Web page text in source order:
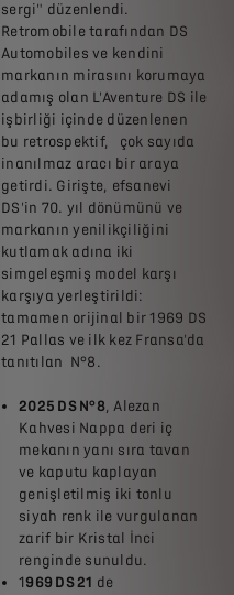
sergi" düzenlendi.
Retromobile tarafından DS
Automobiles ve kendini
markanın mirasını korumaya
adamış olan L'Aventure DS ile
işbirliği içinde düzenlenen
bu retrospektif, çok sayıda
inanılmaz aracı bir araya
getirdi. Girişte, efsanevi
DS'in 70. yıl dönümünü ve
markanın yenilikçiliğini
kutlamak adına iki
simgeleşmiş model karşı
karşıya yerleştirildi:
tamamen orijinal bir 1969 DS
21 Pallas ve ilk kez Fransa'da
tanıtılan N°8.
2025 DS N°8, Alezan
Kahvesi Nappa deri iç
mekanın yanı sıra tavan
ve kaputu kaplayan
genişletilmiş iki tonlu
siyah renk ile vurgulanan
zarif bir Kristal İnci
renginde sunuldu.
1969 DS 21 de